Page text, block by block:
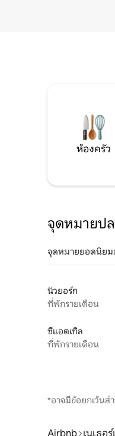
ห้องครัว
จุดหมายป
จุดหมายยอดนิยม
นิวยอร์ก
ที่พักรายเดือน
ซีแอตเทิล
ที่พักรายเดือน
*อาจมีข้อยกเว้น
Airbnb